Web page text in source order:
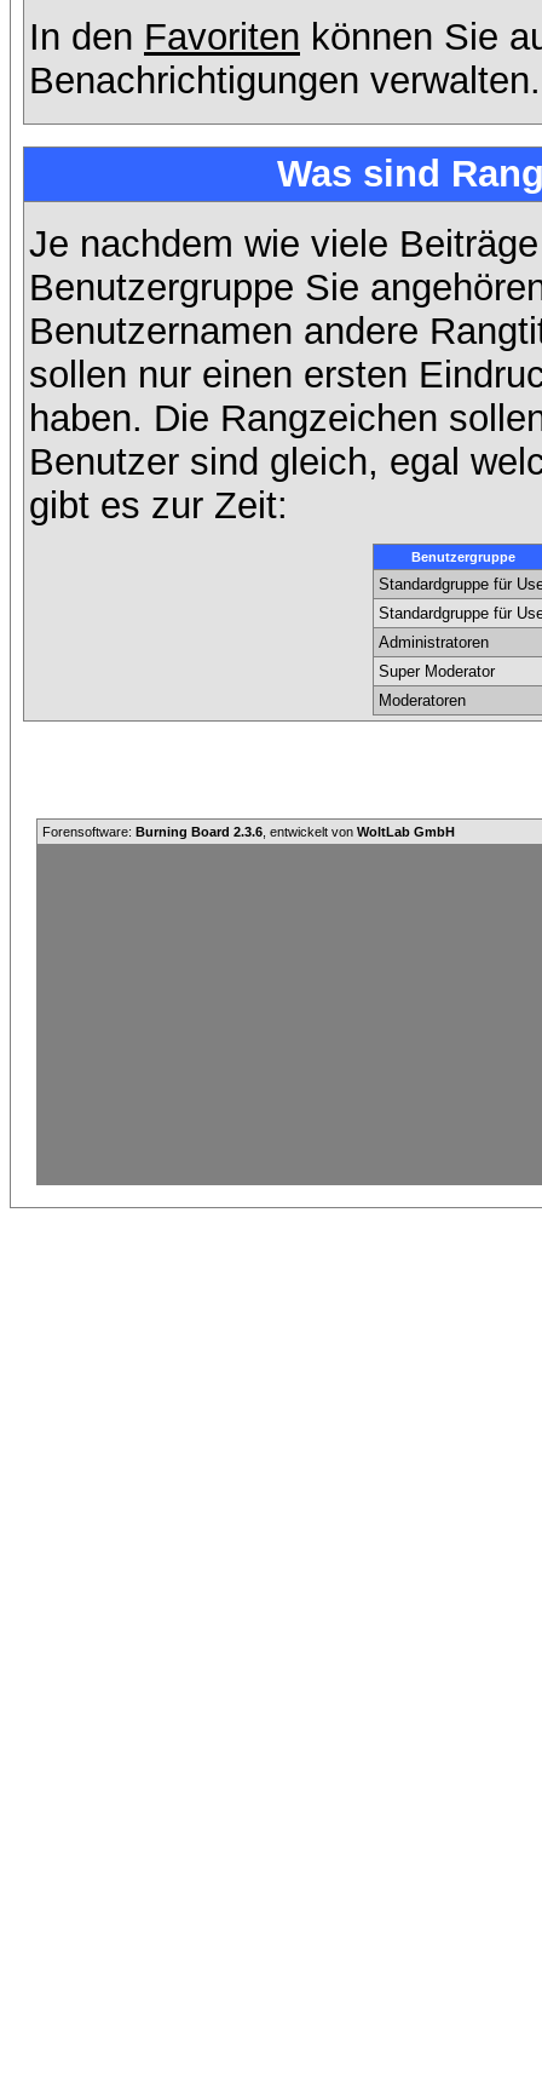
In den Favoriten können Sie
Benachrichtigungen verwalten.
Was sind
Je nachdem wie viele
Benutzergruppe Sie
Benutzernamen andere
sollen nur einen ersten
haben. Die Rangzeichen
Benutzer sind gleich, egal
gibt es zur Zeit:
Benutzergruppe
Standardgruppe für
Standardgruppe für
Administratoren
Super Moderator
Moderatoren
Forensoftware: Burning Board 2.3.6 , entwickelt von WoltLab GmbH